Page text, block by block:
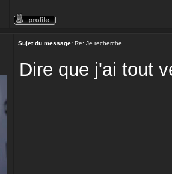
Sujet du message: Re: Je recherche ...
Dire que j'ai tout